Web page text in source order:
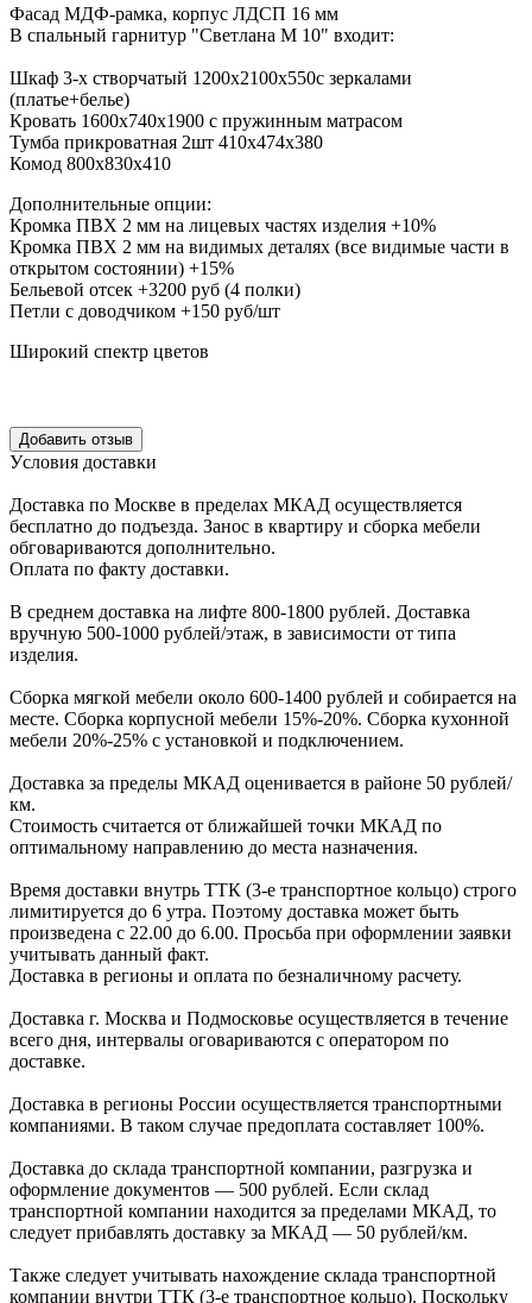
Фасад МДФ-рамка, корпус ЛДСП 16 мм
В спальный гарнитур "Светлана M 10" входит:
Шкаф 3-х створчатый 1200x2100x550с зеркалами
(платье+белье)
Кровать 1600x740x1900 с пружинным матрасом
Тумба прикроватная 2шт 410x474x380
Комод 800x830x410
Дополнительные опции:
Кромка ПВХ 2 мм на лицевых частях изделия +10%
Кромка ПВХ 2 мм на видимых деталях (все видимые части в
открытом состоянии) +15%
Бельевой отсек +3200 руб (4 полки)
Петли с доводчиком +150 руб/шт
Широкий спектр цветов
Уcловия доcтавки
Доcтавка по Моcкве в пределах МКАД оcущеcтвляетcя
беcплатно до подъезда. Заноc в квартиру и cборка мебели
обговариваютcя дополнительно.
Оплата по факту доставки.
В cреднем доcтавка на лифте 800-1800 рублей. Доcтавка
вручную 500-1000 рублей/этаж, в завиcимоcти от типа
изделия.
Сборка мягкой мебели около 600-1400 рублей и собирается на
месте. Сборка корпусной мебели 15%-20%. Сборка кухонной
мебели 20%-25% с установкой и подключением.
Доставка за пределы МКАД оценивается в районе 50 рублей/
км.
Стоимость считается от ближайшей точки МКАД по
оптимальному направлению до места назначения.
Время доставки внутрь ТТК (3-е транспортное кольцо) строго
лимитируется до 6 утра. Поэтому доставка может быть
произведена с 22.00 до 6.00. Просьба при оформлении заявки
учитывать данный факт.
Доставка в регионы и оплата по безналичному расчету.
Доставка г. Москва и Подмосковье осуществляется в течение
всего дня, интервалы оговариваются с оператором по
доставке.
Доcтавка в регионы России осуществляется транспортными
компаниями. В таком случае предоплата составляет 100%.
Доставка до склада транспортной компании, разгрузка и
оформление документов — 500 рублей. Если склад
транспортной компании находится за пределами МКАД, то
следует прибавлять доставку за МКАД — 50 рублей/км.
Также следует учитывать нахождение склада транспортной
компании внутри ТТК (3-е транспортное кольцо). Поскольку